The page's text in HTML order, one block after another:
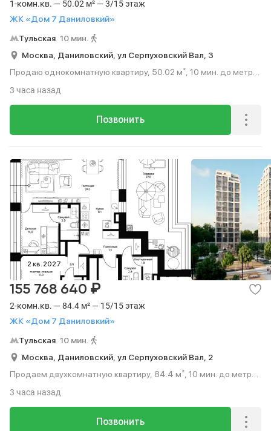
1-комн.кв. — 50.02 м² — 3/15 этаж
ЖК «Дом 7 Даниловкий»
Тульская 10 мин.
Москва, Даниловский, ул Серпуховский Вал, 3
Продаю однокомнатную квартиру, 50.02 м², 10 мин. до метро
Позвонить
3 часа назад
2 кв. 2027
2-комн.кв. — 84.4 м² — 15/15 этаж
ЖК «Дом 7 Даниловкий»
155 768 640 ₽
Тульская 10 мин.
Москва, Даниловский, ул Серпуховский Вал, 2
Продаем двухкомнатную квартиру, 84.4 м², 10 мин. до метро
Позвонить
3 часа назад